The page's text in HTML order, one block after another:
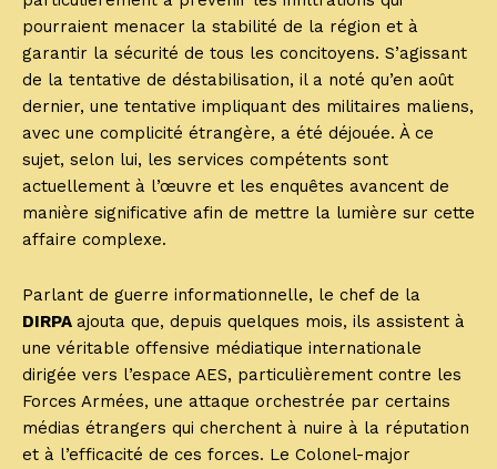
pourraient menacer la stabilité de la région et à
garantir la sécurité de tous les concitoyens. S’agissant
de la tentative de déstabilisation, il a noté qu’en août
dernier, une tentative impliquant des militaires maliens,
avec une complicité étrangère, a été déjouée. À ce
sujet, selon lui, les services compétents sont
actuellement à l’œuvre et les enquêtes avancent de
manière significative afin de mettre la lumière sur cette
affaire complexe.
Parlant de guerre informationnelle, le chef de la
DIRPA ajouta que, depuis quelques mois, ils assistent à
une véritable offensive médiatique internationale
dirigée vers l’espace AES, particulièrement contre les
Forces Armées, une attaque orchestrée par certains
médias étrangers qui cherchent à nuire à la réputation
et à l’efficacité de ces forces. Le Colonel-major